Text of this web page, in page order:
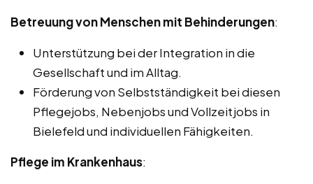
Betreuung von Menschen mit Behinderungen:
Unterstützung bei der Integration in die
Gesellschaft und im Alltag.
Förderung von Selbstständigkeit bei diesen
Pflegejobs, Nebenjobs und Vollzeitjobs in
Bielefeld und individuellen Fähigkeiten.
Pflege im Krankenhaus: